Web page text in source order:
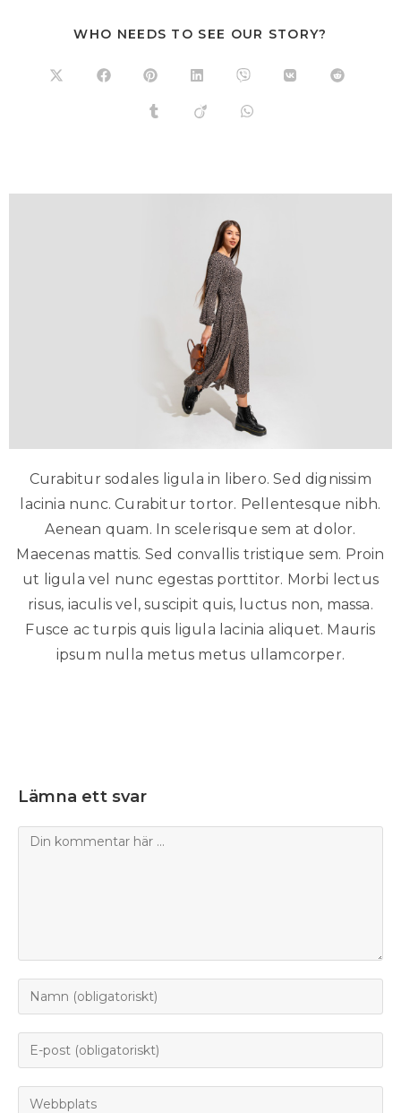
WHO NEEDS TO SEE OUR STORY?
Curabitur sodales ligula in libero. Sed dignissim
lacinia nunc. Curabitur tortor. Pellentesque nibh.
Aenean quam. In scelerisque sem at dolor.
Maecenas mattis. Sed convallis tristique sem. Proin
ut ligula vel nunc egestas porttitor. Morbi lectus
risus, iaculis vel, suscipit quis, luctus non, massa.
Fusce ac turpis quis ligula lacinia aliquet. Mauris
ipsum nulla metus metus ullamcorper.
Lämna ett svar